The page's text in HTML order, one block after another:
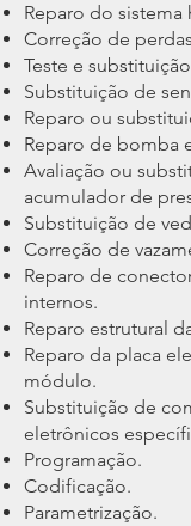
Reparo do sistema
Correção de
Teste e
Substituição de
Reparo ou
Reparo de bomba
Avaliação ou
acumulador de
Substituição de
Correção de
Reparo de
internos.
Reparo estrutural
Reparo da placa
módulo.
Substituição de
eletrônicos
Programação.
Codificação.
Parametrização.